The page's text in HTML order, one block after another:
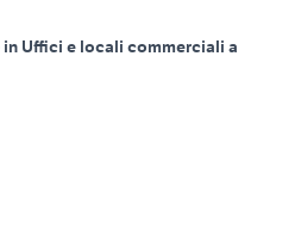
Uffici e locali commerciali a